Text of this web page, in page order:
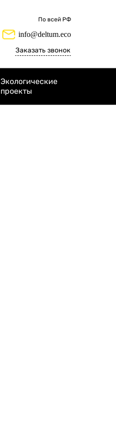
По всей РФ
info@deltum.eco
Заказать звонок
Экологические
проекты